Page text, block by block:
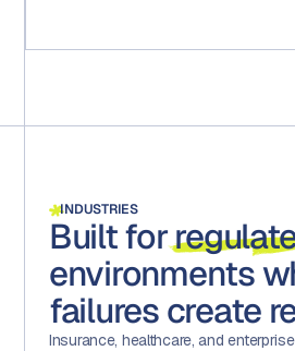
INDUSTRIES
Built for
environments
failures create
Insurance, healthcare, and